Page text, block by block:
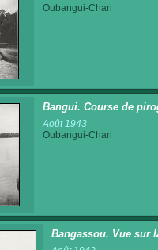
Oubangui-Chari
Bangui. Course de
Août 1943
Oubangui-Chari
Bangassou. Vue sur